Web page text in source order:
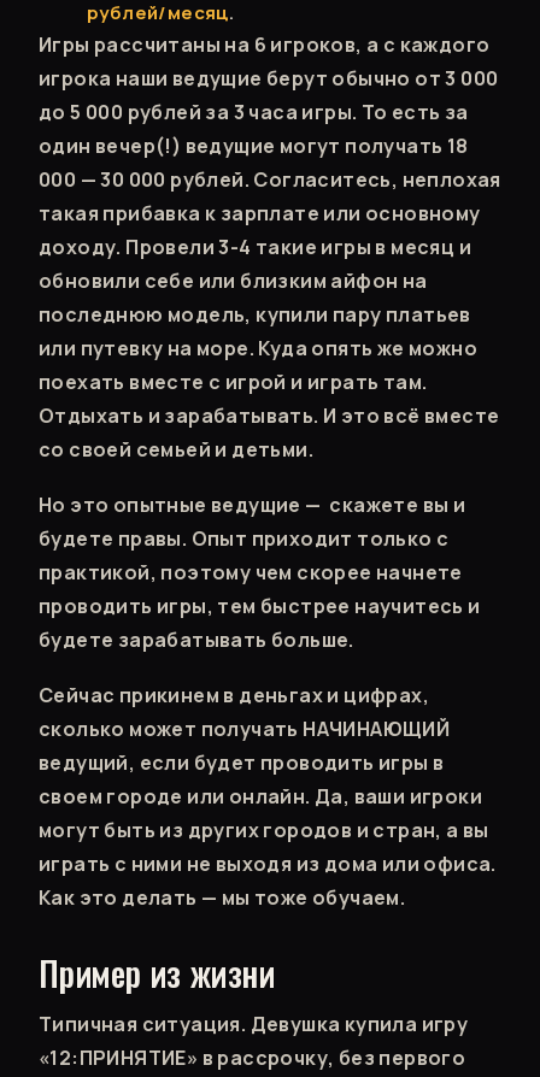
рублей/месяц.
Игры рассчитаны на 6 игроков, а с каждого
игрока наши ведущие берут обычно от 3 000
до 5 000 рублей за 3 часа игры. То есть за
один вечер(!) ведущие могут получать 18
000 — 30 000 рублей. Согласитесь, неплохая
такая прибавка к зарплате или основному
доходу. Провели 3-4 такие игры в месяц и
обновили себе или близким айфон на
последнюю модель, купили пару платьев
или путевку на море. Куда опять же можно
поехать вместе с игрой и играть там.
Отдыхать и зарабатывать. И это всё вместе
со своей семьей и детьми.
Но это опытные ведущие — скажете вы и
будете правы. Опыт приходит только с
практикой, поэтому чем скорее начнете
проводить игры, тем быстрее научитесь и
будете зарабатывать больше.
Сейчас прикинем в деньгах и цифрах,
сколько может получать НАЧИНАЮЩИЙ
ведущий, если будет проводить игры в
своем городе или онлайн. Да, ваши игроки
могут быть из других городов и стран, а вы
играть с ними не выходя из дома или офиса.
Как это делать — мы тоже обучаем.
Пример из жизни
Типичная ситуация. Девушка купила игру
«12:ПРИНЯТИЕ» в рассрочку, без первого